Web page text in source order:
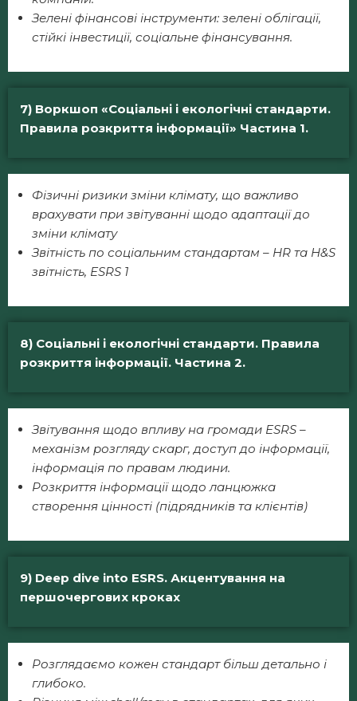
Зелені фінансові інструменти: зелені облігації,
стійкі інвестиції, соціальне фінансування.
7) Воркшоп «Соціальні і екологічні стандарти.
Правила розкриття інформації» Частина 1.
Фізичні ризики зміни клімату, що важливо
врахувати при звітуванні щодо адаптації до
зміни клімату
Звітність по соціальним стандартам – HR та H&S
звітність, ESRS 1
8) Соціальні і екологічні стандарти. Правила
розкриття інформації. Частина 2.
Звітування щодо впливу на громади ESRS –
механізм розгляду скарг, доступ до інформації,
інформація по правам людини.
Розкриття інформації щодо ланцюжка
створення цінності (підрядників та клієнтів)
9) Deep dive into ESRS. Акцентування на
першочергових кроках
Розглядаємо кожен стандарт більш детально і
глибоко.